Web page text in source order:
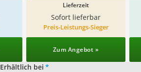
Lieferzeit
Sofort lieferbar
Preis-Leistungs-Sieger
Zum Angebot »
Erhältlich bei *